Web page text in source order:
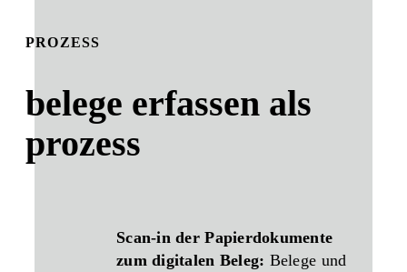
PROZESS
belege erfassen als
prozess
Scan-in der Papierdokumente
zum digitalen Beleg: Belege und